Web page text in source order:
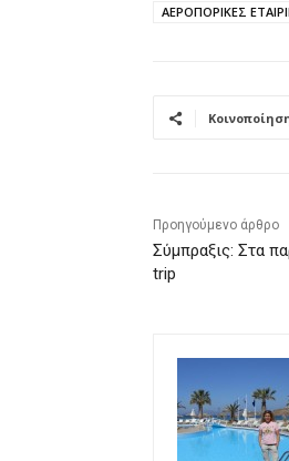
ΑΕΡΟΠΟΡΙΚΕΣ
Προηγούμενο άρθρο
Σύμπραξις: Στα
trip